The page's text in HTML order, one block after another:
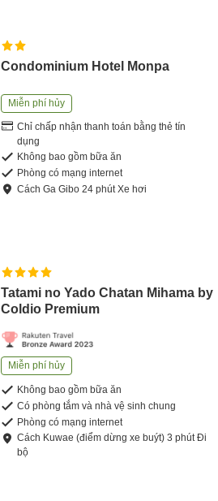
Condominium Hotel Monpa
Miễn phí hủy
Chỉ chấp nhận thanh toán bằng thẻ tín
dụng
Không bao gồm bữa ăn
Phòng có mạng internet
CáchGa Gibo24 phútXe hơi
Tatami no Yado Chatan Mihama by
Coldio Premium
Miễn phí hủy
Không bao gồm bữa ăn
Có phòng tắm và nhà vệ sinh chung
Phòng có mạng internet
Cách Kuwae (điểm dừng xe buýt) 3 phútĐi
bộ